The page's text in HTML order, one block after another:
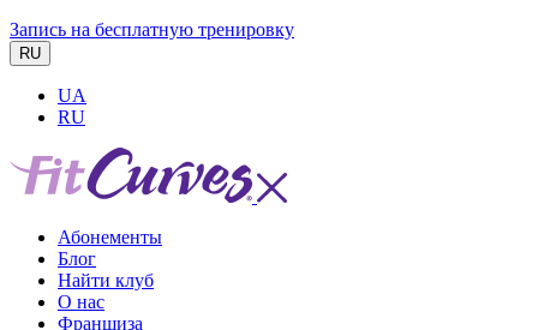
Запись на бесплатную тренировку
RU
UA
RU
Абонементы
Блог
Найти клуб
О нас
Франшиза